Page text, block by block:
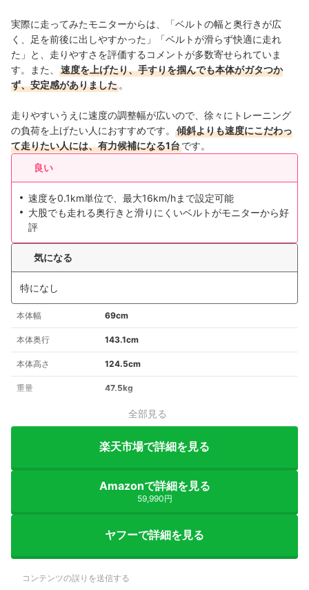
実際に走ってみたモニターからは、「ベルトの幅と奥行きが広
く、足を前後に出しやすかった」「ベルトが滑らず快適に走れ
た」と、走りやすさを評価するコメントが多数寄せられていま
す。また、
速度を上げたり、手すりを掴んでも本体がガタつか
ず、安定感がありました 。
走りやすいうえに速度の調整幅が広いので、徐々にトレーニング
の負荷を上げたい人におすすめです。
傾斜よりも速度にこだわっ
て走りたい人には、有力候補になる1台です。
良い
速度を0.1km単位で、最大16km/hまで設定可能
大股でも走れる奥行きと滑りにくいベルトがモニターから好
評
気になる
特になし
本体幅 69cm
本体奥行 143.1cm
本体高さ 124.5cm
重量 47.5kg
全部見る
楽天市場で詳細を見る
Amazonで詳細を見る
59,990円
ヤフーで詳細を見る
コンテンツの誤りを送信する